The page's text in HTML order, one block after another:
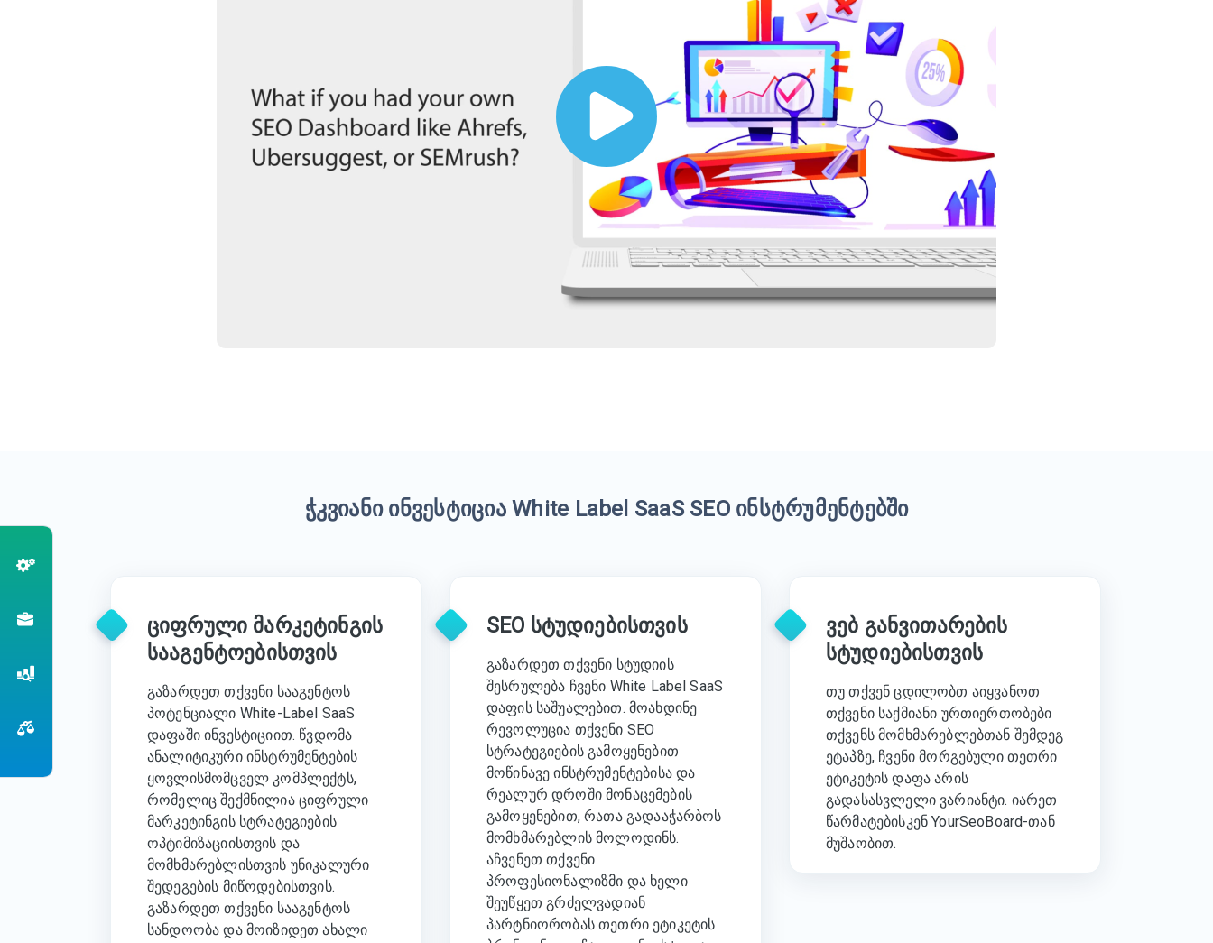
ჭკვიანი ინვესტიცია White Label SaaS SEO ინსტრუმენტებში
ციფრული მარკეტინგის
სააგენტოებისთვის
გაზარდეთ თქვენი სააგენტოს
პოტენციალი White-Label SaaS
დაფაში ინვესტიციით. წვდომა
ანალიტიკური ინსტრუმენტების
ყოვლისმომცველ კომპლექტს,
რომელიც შექმნილია ციფრული
მარკეტინგის სტრატეგიების
ოპტიმიზაციისთვის და
მომხმარებლისთვის უნიკალური
შედეგების მიწოდებისთვის.
გაზარდეთ თქვენი სააგენტოს
სანდოობა და მოიზიდეთ ახალი
SEO სტუდიებისთვის
გაზარდეთ თქვენი სტუდიის
შესრულება ჩვენი White Label SaaS
დაფის საშუალებით. მოახდინე
რევოლუცია თქვენი SEO
სტრატეგიების გამოყენებით
მოწინავე ინსტრუმენტებისა და
რეალურ დროში მონაცემების
გამოყენებით, რათა გადააჭარბოს
მომხმარებლის მოლოდინს.
აჩვენეთ თქვენი
პროფესიონალიზმი და ხელი
შეუწყეთ გრძელვადიან
პარტნიორობას თეთრი ეტიკეტის
ვებ განვითარების
სტუდიებისთვის
თუ თქვენ ცდილობთ აიყვანოთ
თქვენი საქმიანი ურთიერთობები
თქვენს მომხმარებლებთან შემდეგ
ეტაპზე, ჩვენი მორგებული თეთრი
ეტიკეტის დაფა არის
გადასასვლელი ვარიანტი. იარეთ
წარმატებისკენ YourSeoBoard-თან
მუშაობით.